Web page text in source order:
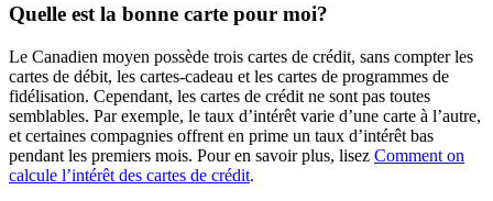
Quelle est la bonne carte pour moi?
Le Canadien moyen possède trois cartes de crédit, sans compter les
cartes de débit, les cartes-cadeau et les cartes de programmes de
fidélisation. Cependant, les cartes de crédit ne sont pas toutes
semblables. Par exemple, le taux d’intérêt varie d’une carte à l’autre,
et certaines compagnies offrent en prime un taux d’intérêt bas
pendant les premiers mois. Pour en savoir plus, lisez Comment on
calcule l’intérêt des cartes de crédit.